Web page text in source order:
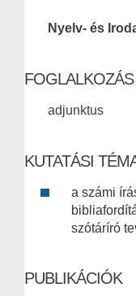
Nyelv- és
FOGLALKOZÁS
adjunktus
KUTATÁSI
a számi
szótáríró
PUBLIKÁCIÓK